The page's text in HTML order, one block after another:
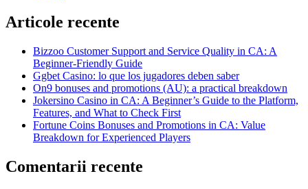
Articole recente
Bizzoo Customer Support and Service Quality in CA: A
Beginner-Friendly Guide
Ggbet Casino: lo que los jugadores deben saber
On9 bonuses and promotions (AU): a practical breakdown
Jokersino Casino in CA: A Beginner’s Guide to the Platform,
Features, and What to Check First
Fortune Coins Bonuses and Promotions in CA: Value
Breakdown for Experienced Players
Comentarii recente